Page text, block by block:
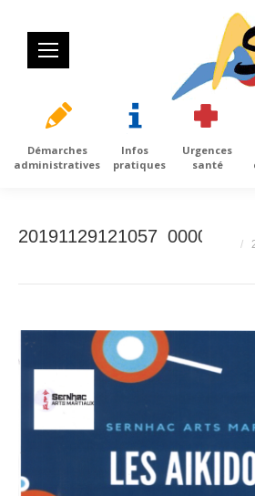
Démarches
administratives
Infos
pratiques
Urgences
santé
20191129121057_00001Vous